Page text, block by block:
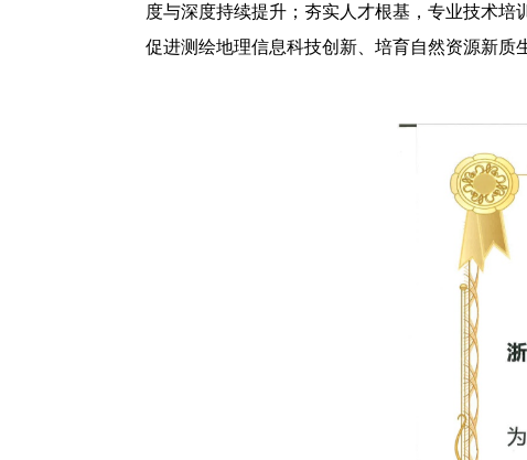
度与深度持续提升；夯实人才根基，专业技术
促进测绘地理信息科技创新、培育自然资源新质